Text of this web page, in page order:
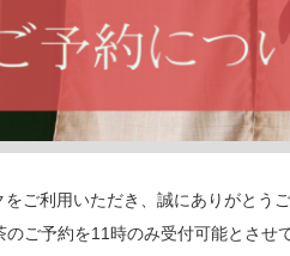
ご利用いただき、誠にありがとう
のご予約を11時のみ受付可能とさせ